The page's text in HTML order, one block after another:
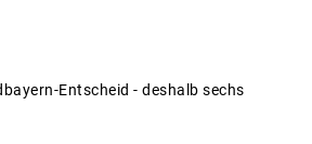
Entscheid - deshalb sechs